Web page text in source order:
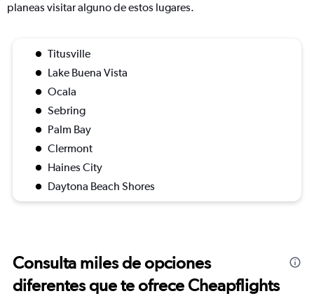
planeas visitar alguno de estos lugares.
Titusville
Lake Buena Vista
Ocala
Sebring
Palm Bay
Clermont
Haines City
Daytona Beach Shores
Consulta miles de opciones
diferentes que te ofrece Cheapflights